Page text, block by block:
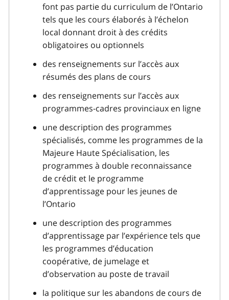
font pas partie du curriculum de l’Ontario
tels que les cours élaborés à l’échelon
local donnant droit à des crédits
obligatoires ou optionnels
des renseignements sur l’accès aux
résumés des plans de cours
des renseignements sur l’accès aux
programmes-cadres provinciaux en ligne
une description des programmes
spécialisés, comme les programmes de la
Majeure Haute Spécialisation, les
programmes à double reconnaissance
de crédit et le programme
d’apprentissage pour les jeunes de
l’Ontario
une description des programmes
d’apprentissage par l’expérience tels que
les programmes d’éducation
coopérative, de jumelage et
d’observation au poste de travail
la politique sur les abandons de cours de